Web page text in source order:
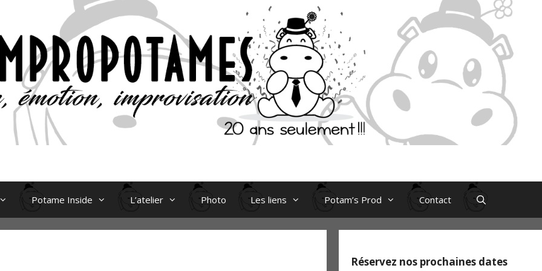
Potame Inside L’atelier Photo Les liens Potam’s Prod Contact
Réservez nos prochaines dates